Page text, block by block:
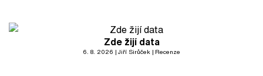
Zde žijí data
6. 8. 2026 Jiří Sirůček Recenze